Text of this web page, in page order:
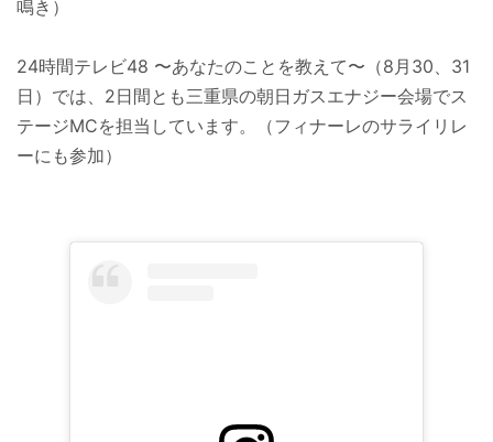
鳴き）
24時間テレビ48 〜あなたのことを教えて〜（8月30、31
日）では、2日間とも三重県の朝日ガスエナジー会場でス
テージMCを担当しています。（フィナーレのサライリレ
ーにも参加）